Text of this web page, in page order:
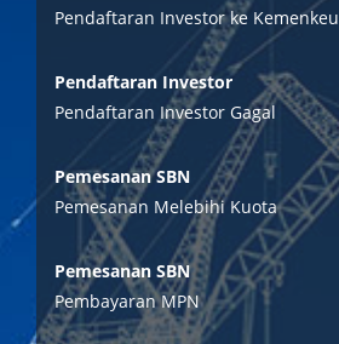
Pendaftaran Investor ke Kemenkeu
Pendaftaran Investor
Pendaftaran Investor Gagal
Pemesanan SBN
Pemesanan Melebihi Kuota
Pemesanan SBN
Pembayaran MPN